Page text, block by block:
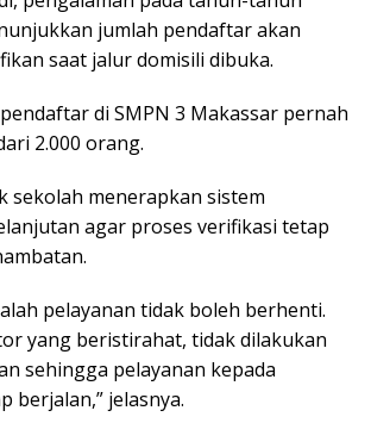
jumlah pendaftar akan
saat jalur domisili dibuka.
di SMPN 3 Makassar pernah
2.000 orang.
sekolah menerapkan sistem
agar proses verifikasi tetap
pelayanan tidak boleh berhenti.
yang beristirahat, tidak dilakukan
sehingga pelayanan kepada
berjalan,” jelasnya.